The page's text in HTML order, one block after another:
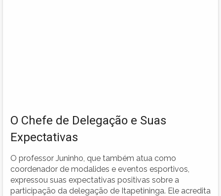
O Chefe de Delegação e Suas
Expectativas
O professor Juninho, que também atua como
coordenador de modalides e eventos esportivos,
expressou suas expectativas positivas sobre a
participação da delegação de Itapetininga. Ele acredita